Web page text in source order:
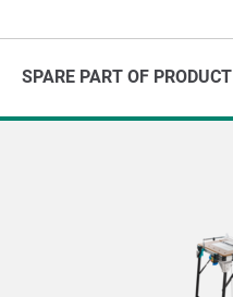
SPARE PART OF PRODUCT